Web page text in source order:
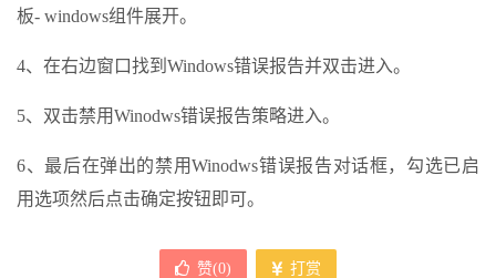
板- windows组件展开。
4、在右边窗口找到Windows错误报告并双击进入。
5、双击禁用Winodws错误报告策略进入。
6、最后在弹出的禁用Winodws错误报告对话框，勾选已启
用选项然后点击确定按钮即可。
赞(0) 打赏